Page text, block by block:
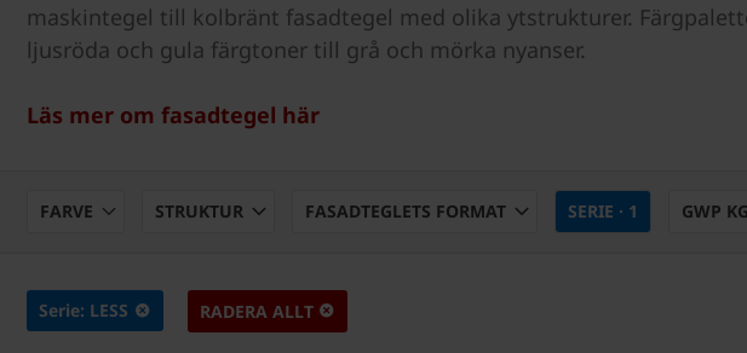
maskintegel till kolbränt fasadtegel med olika ytstrukturer.
ljusröda och gula färgtoner till grå och mörka nyanser.
Läs mer om fasadtegel här
FARVE STRUKTUR FASADTEGLETS FORMAT SERIE · 1 GWP
Serie: LESS RADERA ALLT